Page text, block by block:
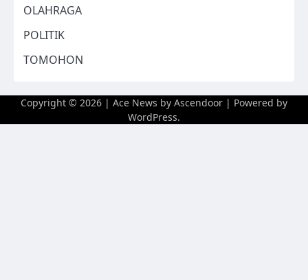
OLAHRAGA
POLITIK
TOMOHON
Copyright © 2026 | Ace News by Ascendoor | Powered by
WordPress.